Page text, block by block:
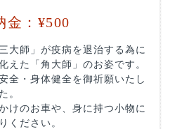
金：¥500
三大師」が疫病を退治する為に
えた「角大師」のお姿です。
全・身体健全を御祈願いたし
。
けのお車や、身に持つ小物に
ください。